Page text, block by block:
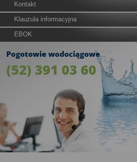
Kontakt
Klauzula informacyjna
EBOK